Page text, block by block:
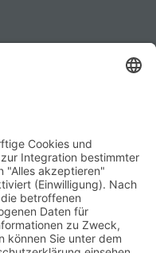
Sachsen-Anhalt
e.V.